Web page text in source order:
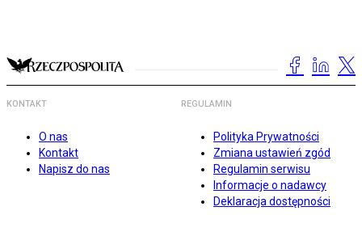
KONTAKT
O nas
Kontakt
Napisz do nas
REGULAMIN
Polityka Prywatności
Zmiana ustawień zgód
Regulamin serwisu
Informacje o nadawcy
Deklaracja dostępności